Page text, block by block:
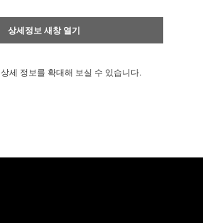
상세정보 새창 열기
상세 정보를 확대해 보실 수 있습니다.